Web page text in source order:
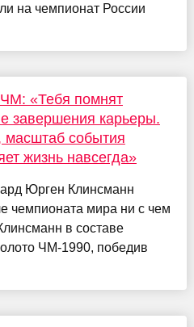
на чемпионат России
«Тебя помнят
завершения карьеры.
масштаб события
жизнь навсегда»
Юрген Клинсманн
чемпионата мира ни с чем
в составе
ЧМ-1990, победив